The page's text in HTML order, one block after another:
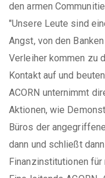
den armen
"Unsere Leute sind
Angst, von den
Verleiher kommen zu
Kontakt auf und
ACORN unternimmt
Aktionen, wie
Büros der
dann und schließt
Finanzinstitutionen für